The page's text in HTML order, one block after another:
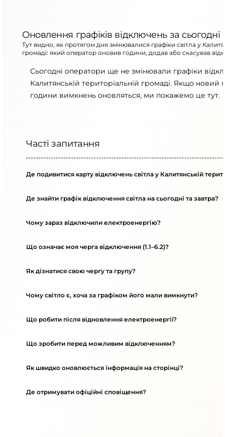
Оновлення графіків відключень за сьогодні
Тут видно, як протягом дня змінювалися графіки світла у
громаді: який оператор оновив години, додав або скасував
Сьогодні оператори ще не змінювали графіки
Калитянській територіальній громаді. Якщо новий
години вимкнень оновляться, ми покажемо це тут.
Часті запитання
Де подивитися карту відключень світла у Калитянській
Де знайти графік відключення світла на сьогодні та завтра?
Чому зараз відключили електроенергію?
Що означає моя черга відключення (1.1–6.2)?
Як дізнатися свою чергу та групу?
Чому світло є, хоча за графіком його мали вимкнути?
Що робити після відновлення електроенергії?
Що зробити перед можливим відключенням?
Як швидко оновлюється інформація на сторінці?
Де отримувати офіційні сповіщення?